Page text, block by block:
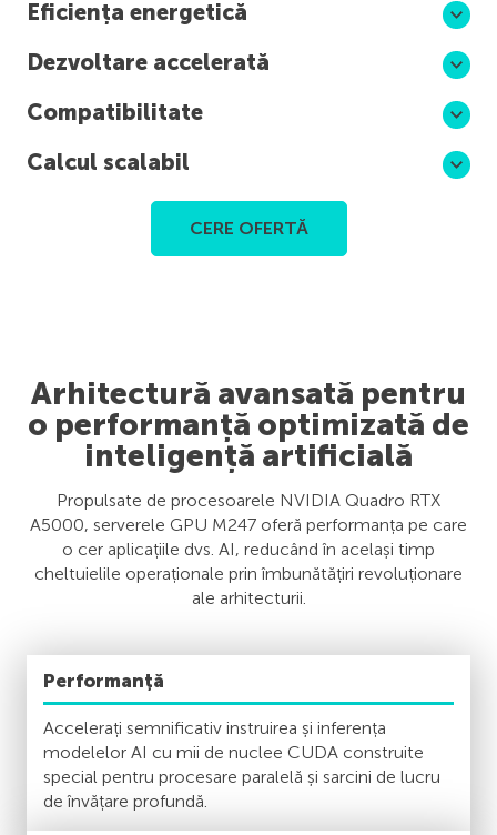
Eficiența energetică
Dezvoltare accelerată
Compatibilitate
Calcul scalabil
CERE OFERTĂ
Arhitectură avansată pentru
o performanță optimizată de
inteligență artificială
Propulsate de procesoarele NVIDIA Quadro RTX
A5000, serverele GPU M247 oferă performanța pe care
o cer aplicațiile dvs. AI, reducând în același timp
cheltuielile operaționale prin îmbunătățiri revoluționare
ale arhitecturii.
Performanță
Accelerați semnificativ instruirea și inferența
modelelor AI cu mii de nuclee CUDA construite
special pentru procesare paralelă și sarcini de lucru
de învățare profundă.